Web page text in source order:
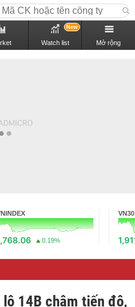
Watch list
New
Mở rộng
0.19%
VN30
14B chậm tiến độ,